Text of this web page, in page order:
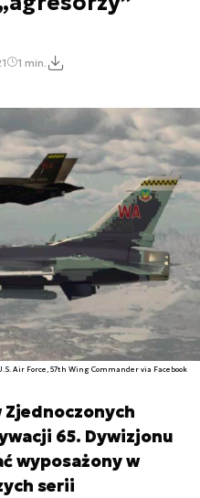
1 min.
Air Force, 57th Wing Commander via Facebook
Zjednoczonych
65. Dywizjonu
wyposażony w
serii